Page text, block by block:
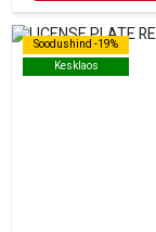
Soodushind -19%
Kesklaos
Soodushind -19%
Kesklaos